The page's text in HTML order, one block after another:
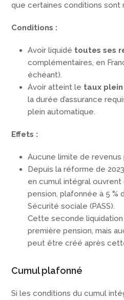
que certaines conditions sont
Conditions :
Avoir liquidé toutes ses
complémentaires, en
échéant).
Avoir atteint le taux plein
la durée d’assurance
plein automatique.
Effets :
Aucune limite de revenus
Depuis la réforme de
en cumul intégral
pension, plafonnée à 5 %
Sécurité sociale (PASS).
Cette seconde liquidation
première pension, mais
peut être créé après
Cumul plafonné
Si les conditions du cumul